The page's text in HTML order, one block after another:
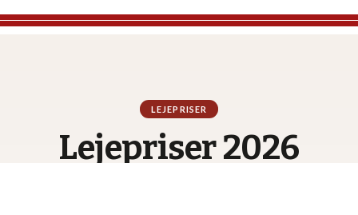
LEJEPRISER
Lejepriser 2026